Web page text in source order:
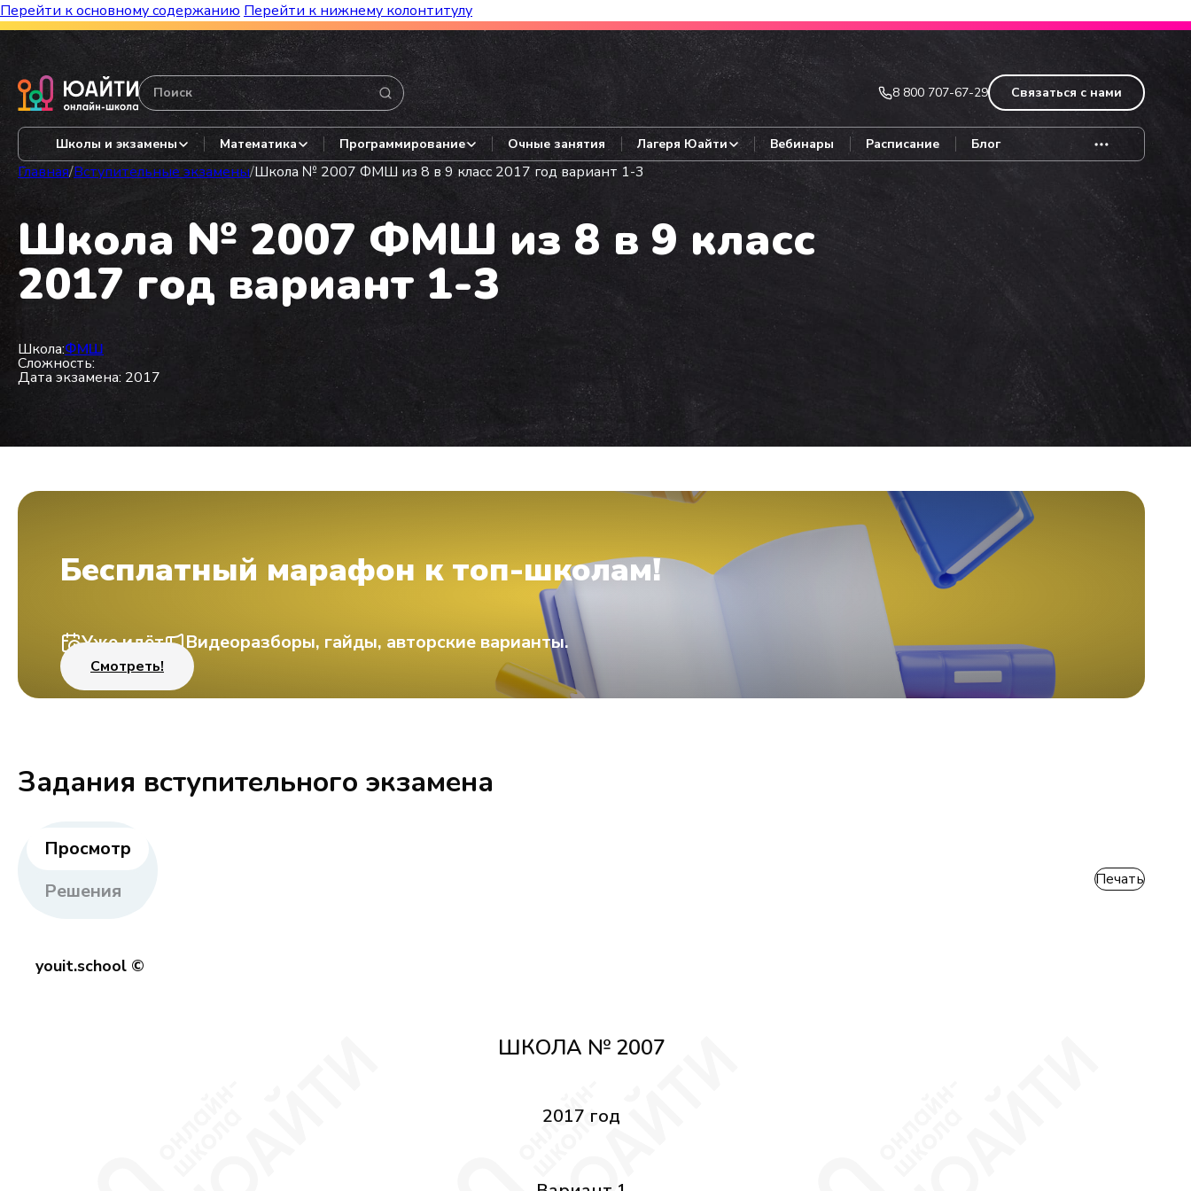
Перейти к основному содержанию Перейти к нижнему колонтитулу
Бесплатный марафон к топ-школам! Видеоразборы, гайды, авторские варианты.
8 800 707-67-29 Связаться с нами
Школы и экзамены Математика Программирование Очные занятия Лагеря Юайти Вебинары Расписание Блог
Главная/Вступительные экзамены/Школа № 2007 ФМШ из 8 в 9 класс 2017 год вариант 1-3
Школа № 2007 ФМШ из 8 в 9 класс
2017 год вариант 1-3
Школа:ФМШ
Сложность:
Дата экзамена: 2017
Бесплатный марафон к топ-школам!
Уже идёт Видеоразборы, гайды, авторские варианты.
Смотреть!
Задания вступительного экзамена
Просмотр
Решения
Печать
youit.school ©
ШКОЛА № 2007
2017 год